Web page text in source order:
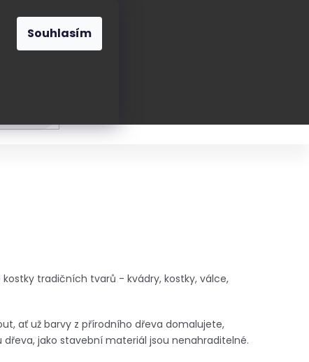
Souhlasím
tradičních tvarů - kvádry, kostky, válce,
ať už barvy z přírodního dřeva domalujete,
jako stavební materiál jsou nenahraditelné.